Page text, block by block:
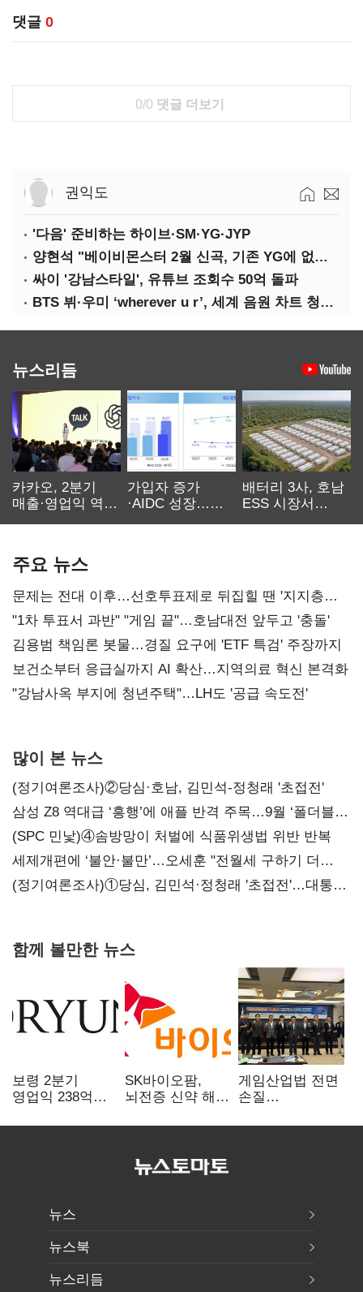
댓글 0
0/0 댓글 더보기
권익도
'다음' 준비하는 하이브·SM·YG·JYP
양현석 "베이비몬스터 2월 신곡, 기존 YG에 없던 노래"
싸이 '강남스타일', 유튜브 조회수 50억 돌파
BTS 뷔·우미 ‘wherever u r’, 세계 음원 차트 청신호
뉴스리듬
카카오, 2분기
매출·영업익 역대
가입자 증가
·AIDC 성장…
배터리 3사, 호남
ESS 시장서
주요 뉴스
문제는 전대 이후…선호투표제로 뒤집힐 땐 '지지층
불복'
"1차 투표서 과반" "게임 끝"…호남대전 앞두고 '충돌'
김용범 책임론 봇물…경질 요구에 'ETF 특검' 주장까지
보건소부터 응급실까지 AI 확산…지역의료 혁신 본격화
"강남사옥 부지에 청년주택"…LH도 '공급 속도전'
많이 본 뉴스
(정기여론조사)②당심·호남, 김민석-정청래 '초접전'
삼성 Z8 역대급 ‘흥행’에 애플 반격 주목…9월 ‘폴더블
대전’
(SPC 민낯)④솜방망이 처벌에 식품위생법 위반 반복
세제개편에 ‘불안·불만’…오세훈 "전월세 구하기 더
힘들어질 것"
(정기여론조사)①당심, 김민석·정청래 '초접전'…대통령
함께 볼만한 뉴스
보령 2분기
영업익 238억…
SK바이오팜,
뇌전증 신약 해외
차세대 신약 개발
게임산업법 전면
손질
규제 걷고
뉴스
뉴스북
뉴스리듬